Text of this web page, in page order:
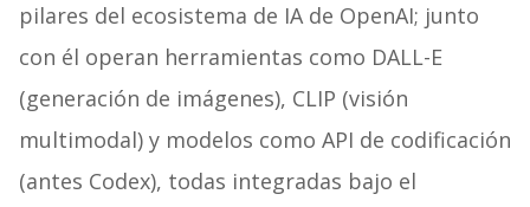
pilares del ecosistema de IA de OpenAI; junto
con él operan herramientas como DALL-E
(generación de imágenes), CLIP (visión
multimodal) y modelos como API de codificación
(antes Codex), todas integradas bajo el